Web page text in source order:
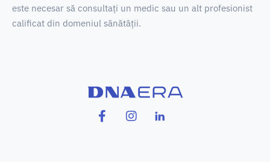
este necesar să consultați un medic sau un alt profesionist
calificat din domeniul sănătății.